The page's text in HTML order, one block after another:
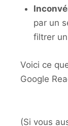
par un
filtrer
Voici ce
Google
(Si vous